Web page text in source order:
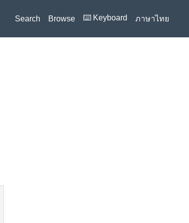
Search Browse ⌨️ Keyboard ภาษาไทย